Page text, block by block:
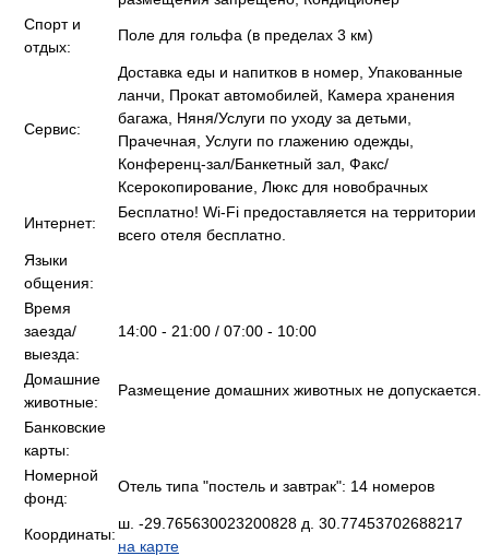
Спорт и
отдых:
Поле для гольфа (в пределах 3 км)
Сервис:
Доставка еды и напитков в номер, Упакованные
ланчи, Прокат автомобилей, Камера хранения
багажа, Няня/Услуги по уходу за детьми,
Прачечная, Услуги по глажению одежды,
Конференц-зал/Банкетный зал, Факс/
Ксерокопирование, Люкс для новобрачных
Интернет:
Бесплатно! Wi-Fi предоставляется на территории
всего отеля бесплатно.
Языки
общения:
Время
заезда/
выезда:
14:00 - 21:00 / 07:00 - 10:00
Домашние
животные:
Размещение домашних животных не допускается.
Банковские
карты:
Номерной
фонд:
Отель типа "постель и завтрак": 14 номеров
Координаты:
ш. -29.765630023200828 д. 30.77453702688217
на карте